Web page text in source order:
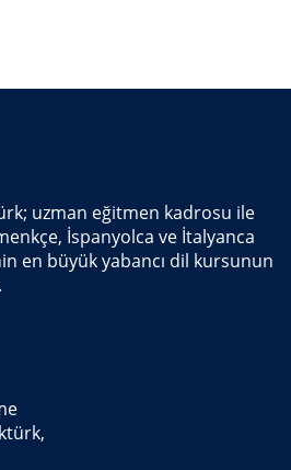
uzman eğitmen kadrosu ile
İspanyolca ve İtalyanca
en büyük yabancı dil kursunun